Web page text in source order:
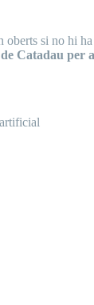
oberts si no hi
Catadau per